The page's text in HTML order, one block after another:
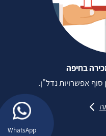
WhatsApp
סוף אפשרויות נדל"ן.